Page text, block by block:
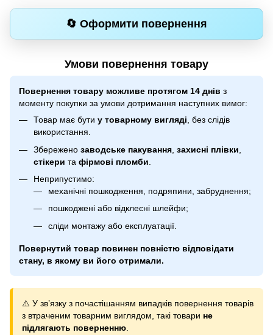
🔄 Оформити повернення
Умови повернення товару
Повернення товару можливе протягом 14 днів з
моменту покупки за умови дотримання наступних вимог:
Товар має бути у товарному вигляді , без слідів
використання.
Збережено заводське пакування захисні плівки
стікери та фірмові пломби
Неприпустимо:
механічні пошкодження, подряпини, забруднення;
пошкоджені або відклеєні шлейфи;
сліди монтажу або експлуатації.
Повернутий товар повинен повністю відповідати
стану, в якому ви його отримали.
⚠️ У зв’язку з почастішанням випадків повернення товарів
з втраченим товарним виглядом, такі товари не
підлягають поверненню